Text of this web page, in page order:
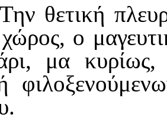
Την θετική
ο
μα